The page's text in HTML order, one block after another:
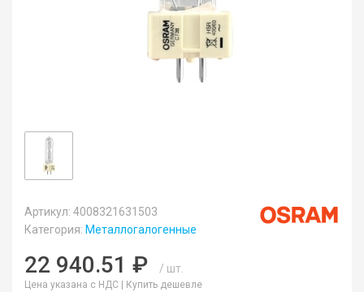
Артикул: 4008321631503
Категория: Металлогалогенные
22 940.51 ₽ / шт.
Цена указана с НДС | Купить дешевле